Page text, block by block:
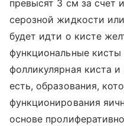
превысят 3 см за счет
серозной жидкости
будет идти о кисте
функциональные кисты
фолликулярная киста
есть, образования,
функционирования
основе